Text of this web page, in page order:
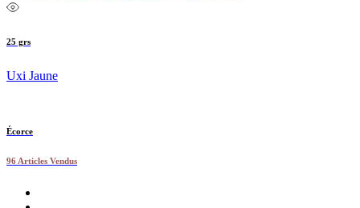
25 grs
Uxi Jaune
Écorce
96 Articles Vendus